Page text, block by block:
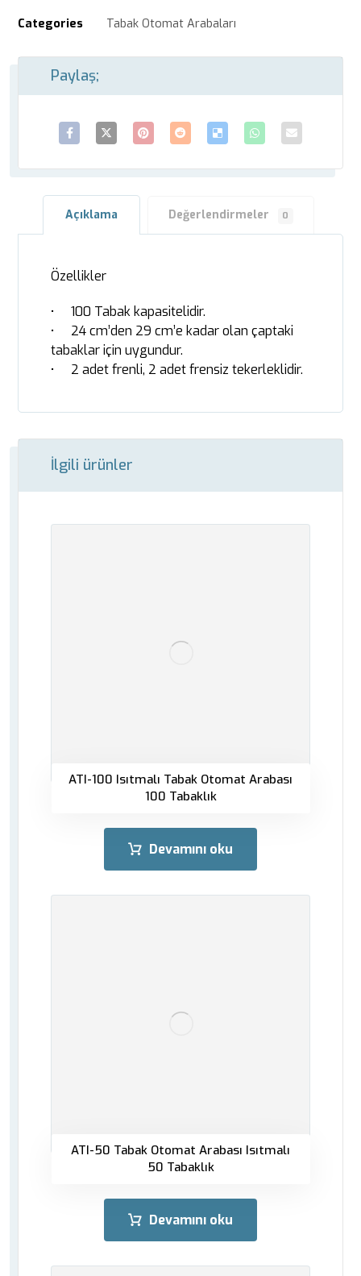
Categories Tabak Otomat Arabaları
Açıklama Değerlendirmeler 0
Özellikler
• 100 Tabak kapasitelidir.
• 24 cm’den 29 cm’e kadar olan çaptaki
tabaklar için uygundur.
• 2 adet frenli, 2 adet frensiz tekerleklidir.
İlgili ürünler
ATI-100 Isıtmalı Tabak Otomat Arabası
100 Tabaklık
Devamını oku
ATI-50 Tabak Otomat Arabası Isıtmalı
50 Tabaklık
Devamını oku